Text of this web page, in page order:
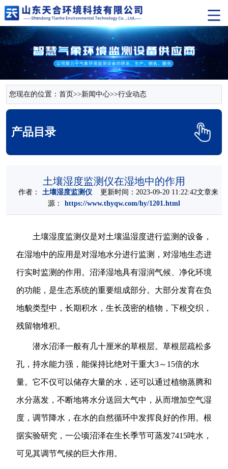
您现在的位置： 首页>>新闻中心>>行业动态
产品目录
土壤湿度监测仪在湿地中的作用
作者： 土壤湿度监测仪更新时间：2023-09-20 11:22:42文章来
源：
https://www.thyqw.com/hy/1201.html
土壤湿度监测仪是对土壤温湿度进行监测的设备，
在湿地中的应用是对湿地水分进行监测，对湿地生态进
行实时监测的作用。沼泽湿地具有湿润气候、净化环境
的功能，是生态系统的重要组成部分。大部分发育在负
地貌类型中，长期积水，生长茂密的植物，下根交织，
残留物堆积。
潜水沼泽一般有几十厘米的草根层。草根层疏松多
孔，持水能力强，能保持比绝对干重大3～15倍的水
量。它不仅可以储存大量的水，还可以通过植物蒸腾和
水分蒸发，不断地将水分送回大气中，从而增加空气湿
度，调节降水，在水的自然循环中发挥良好的作用。根
据实验研究，一公顷沼泽在生长季节可蒸发7415吨水，
可见其调节气候的巨大作用。